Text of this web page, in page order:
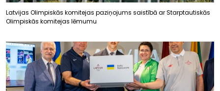
Latvijas Olimpiskās komitejas paziņojums saistībā ar Starptautiskās
Olimpiskās komitejas lēmumu